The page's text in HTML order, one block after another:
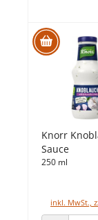
Knorr
Sauce
250 ml
inkl. MwSt.,